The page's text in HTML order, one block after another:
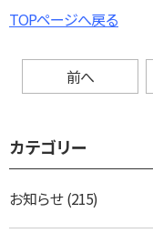
TOPページへ戻る
前へ
カテゴリー
お知らせ(215)